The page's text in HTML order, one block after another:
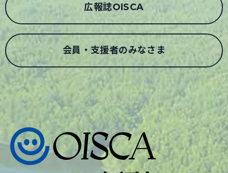
広報誌OISCA
会員・支援者のみなさま